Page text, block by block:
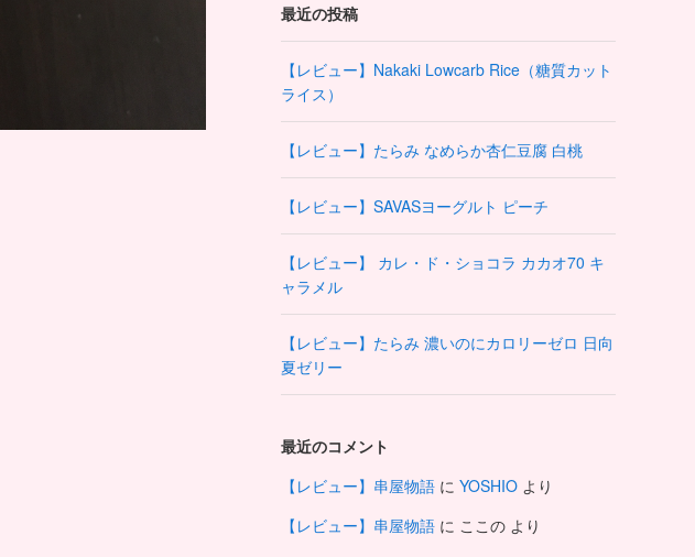
最近の投稿
【レビュー】Nakaki Lowcarb Rice（糖質カット
ライス）
【レビュー】たらみ なめらか杏仁豆腐 白桃
【レビュー】SAVASヨーグルト ピーチ
【レビュー】 カレ・ド・ショコラ カカオ70 キ
ャラメル
【レビュー】たらみ 濃いのにカロリーゼロ 日向
夏ゼリー
最近のコメント
【レビュー】串屋物語 に YOSHIO より
【レビュー】串屋物語 に ここの より